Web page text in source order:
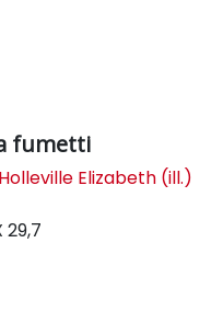
fumetti
Holleville Elizabeth (ill.)
29,7